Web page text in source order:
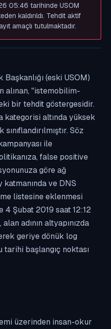
05:46 tarihinde USOM
kaldırıldı. Tehdit aktif
amaçlı tutulmaktadır.
Başkanlığı (eski USOM)
alınan, "istemobilim-
bir tehdit göstergesidir.
kategorisi altında yüksek
Söz
ile
false positive
göre ağ
katmanında ve DNS
listesine eklenmesi
Şubat 2019 saat 12:12
adının altyapınızda
geriye dönük log
tarihi başlangıç noktası
üzerinden insan-okur